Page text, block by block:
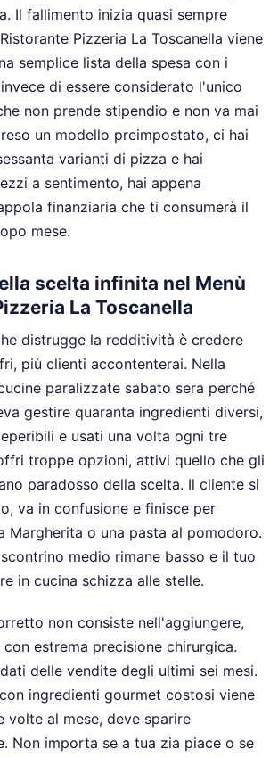
Il fallimento inizia quasi sempre
Pizzeria La Toscanella viene
semplice lista della spesa con i
di essere considerato l'unico
non prende stipendio e non va mai
un modello preimpostato, ci hai
varianti di pizza e hai
a sentimento, hai appena
finanziaria che ti consumerà il
mese.
scelta infinita nel Menù
La Toscanella
distrugge la redditività è credere
più clienti accontenterai. Nella
paralizzate sabato sera perché
gestire quaranta ingredienti diversi,
e usati una volta ogni tre
troppe opzioni, attivi quello che gli
paradosso della scelta. Il cliente si
va in confusione e finisce per
Margherita o una pasta al pomodoro.
medio rimane basso e il tuo
in cucina schizza alle stelle.
non consiste nell'aggiungere,
estrema precisione chirurgica.
delle vendite degli ultimi sei mesi.
ingredienti gourmet costosi viene
volte al mese, deve sparire
Non importa se a tua zia piace o se